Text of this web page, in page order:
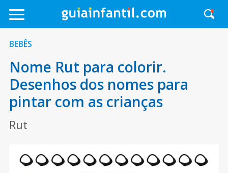
BEBÊS
Nome Rut para colorir.
Desenhos dos nomes para
pintar com as crianças
Rut